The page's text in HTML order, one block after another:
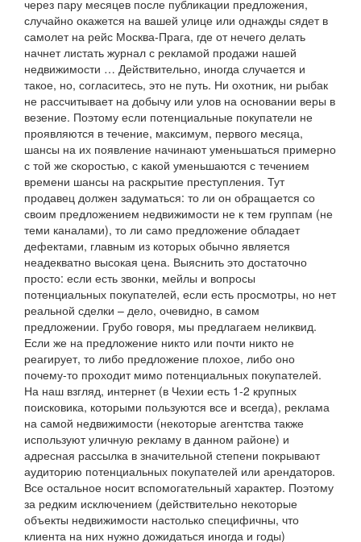
через пару месяцев после публикации предложения,
случайно окажется на вашей улице или однажды сядет в
самолет на рейс Москва-Прага, где от нечего делать
начнет листать журнал с рекламой продажи нашей
недвижимости … Действительно, иногда случается и
такое, но, согласитесь, это не путь. Ни охотник, ни рыбак
не рассчитывает на добычу или улов на основании веры в
везение. Поэтому если потенциальные покупатели не
проявляются в течение, максимум, первого месяца,
шансы на их появление начинают уменьшаться примерно
с той же скоростью, с какой уменьшаются с течением
времени шансы на раскрытие преступления. Тут
продавец должен задуматься: то ли он обращается со
своим предложением недвижимости не к тем группам (не
теми каналами), то ли само предложение обладает
дефектами, главным из которых обычно является
неадекватно высокая цена. Выяснить это достаточно
просто: если есть звонки, мейлы и вопросы
потенциальных покупателей, если есть просмотры, но нет
реальной сделки – дело, очевидно, в самом
предложении. Грубо говоря, мы предлагаем неликвид.
Если же на предложение никто или почти никто не
реагирует, то либо предложение плохое, либо оно
почему-то проходит мимо потенциальных покупателей.
На наш взгляд, интернет (в Чехии есть 1-2 крупных
поисковика, которыми пользуются все и всегда), реклама
на самой недвижимости (некоторые агентства также
используют уличную рекламу в данном районе) и
адресная рассылка в значительной степени покрывают
аудиторию потенциальных покупателей или арендаторов.
Все остальное носит вспомогательный характер. Поэтому
за редким исключением (действительно некоторые
объекты недвижимости настолько специфичны, что
клиента на них нужно дожидаться иногда и годы)